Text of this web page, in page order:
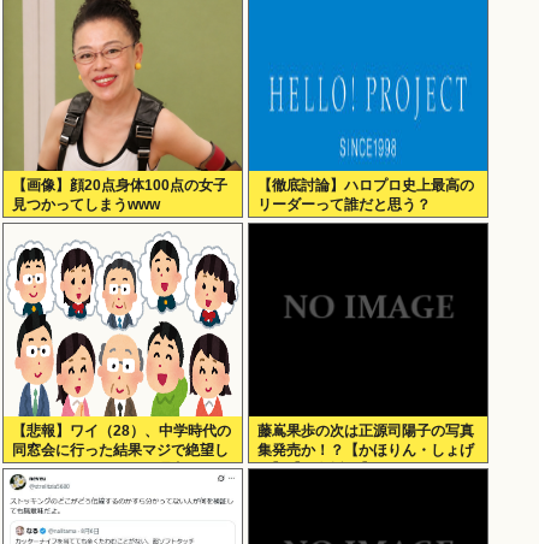
【画像】顔20点身体100点の女子
見つかってしまうwww
【徹底討論】ハロプロ史上最高の
リーダーって誰だと思う？
【悲報】ワイ（28）、中学時代の
同窓会に行った結果マジで絶望し
てしまう・・・・・・理由がこち
ら・・・・・・
藤嶌果歩の次は正源司陽子の写真
集発売か！？【かほりん・しょげ
こ】【日向坂46】